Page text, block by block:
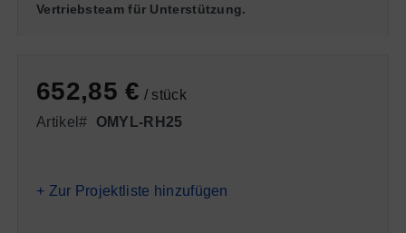
Vertriebsteam für Unterstützung.
652,85 € / stück
Artikel#
OMYL-RH25
+ Zur Projektliste hinzufügen